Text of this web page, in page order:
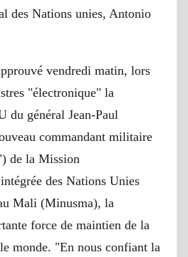
des Nations unies, Antonio
vendredi matin, lors
"électronique" la
du général Jean-Paul
commandant militaire
de la Mission
des Nations Unies
Mali (Minusma), la
force de maintien de la
monde. "En nous confiant la